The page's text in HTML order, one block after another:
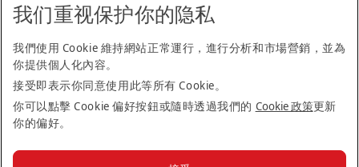
無障礙閱覽聲明
聯絡我們
私隱政策
條款及細則
Cookie 政策
現代奴役法案透明化聲明
我们重视保护你的隐私
我們使用 Cookie 維持網站正常運行，進行分析和市場營銷，並為
你提供個人化內容。
接受即表示你同意使用此等所有 Cookie。
你可以點擊 Cookie 偏好按鈕或隨時透過我們的 Cookie 政策更新
你的偏好。